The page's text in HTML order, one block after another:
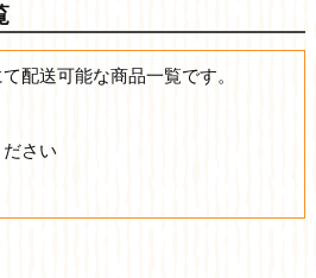
配送可能な商品一覧です。
さい